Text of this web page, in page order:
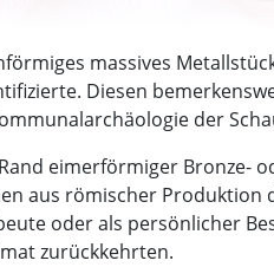
massives
Diesen
der
eimerförmiger Bronze-
aus römischer
oder als persönlicher
zurückkehrten.